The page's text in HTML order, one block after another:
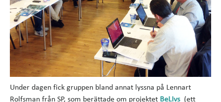
Under dagen fick gruppen bland annat lyssna på Lennart
Rolfsman från SP, som berättade om projektet BeLIvs(ett